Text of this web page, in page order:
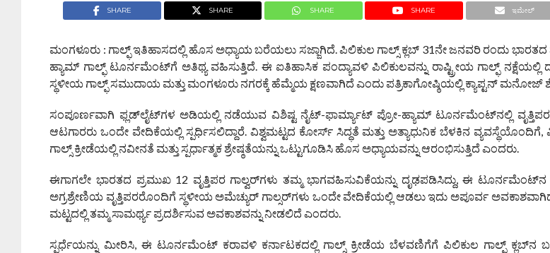
SHARE SHARE SHARE SHARE ಇಮೇಲ್
ಮಂಗಳೂರು : ಗಾಲ್ಫ್ ಇತಿಹಾಸದಲ್ಲಿ ಹೊಸ ಅಧ್ಯಾಯ ಬರೆಯಲು ಸಜ್ಜಾಗಿದೆ. ಪಿಲಿಕುಲ ಗಾಲ್ಸ್ ಕ್ಲಬ್ 31ನೇ ಜನವರಿ ರಂದು
ಹ್ಯಾಮ್ ಗಾಲ್ಫ್ ಟೂರ್ನಮೆಂಟ್‌ಗೆ ಅತಿಥ್ಯ ವಹಿಸುತ್ತಿದೆ. ಈ ಐತಿಹಾಸಿಕ ಪಂದ್ಯಾವಳಿ ಪಿಲಿಕುಲವನ್ನು ರಾಷ್ಟ್ರೀಯ ಗಾಲ್ಫ್ ನಕ್ಷೆಯಲ್ಲಿ
ಸ್ಥಳೀಯ ಗಾಲ್ಫ್ ಸಮುದಾಯ ಮತ್ತು ಮಂಗಳೂರು ನಗರಕ್ಕೆ ಹೆಮ್ಮೆಯ ಕ್ಷಣವಾಗಿದೆ ಎಂದು ಪತ್ರಿಕಾಗೋಷ್ಠಿಯಲ್ಲಿ ಕ್ಯಾಪ್ಟನ್ ಮನೋಜ್
ಸಂಪೂರ್ಣವಾಗಿ ಫ್ಲಡ್‌ಲೈಟ್‌ಗಳ ಅಡಿಯಲ್ಲಿ ನಡೆಯುವ ವಿಶಿಷ್ಟ ನೈಟ್-ಫಾರ್ಮ್ಯಾಟ್ ಪ್ರೋ-ಹ್ಯಾಮ್ ಟೂರ್ನಮೆಂಟ್‌ನಲ್ಲಿ ವೃತ್ತಿಪರ
ಆಟಗಾರರು ಒಂದೇ ವೇದಿಕೆಯಲ್ಲಿ ಸ್ಪರ್ಧಿಸಲಿದ್ದಾರೆ. ವಿಶ್ವಮಟ್ಟದ ಕೋರ್ಸ್ ಸಿದ್ಧತೆ ಮತ್ತು ಅತ್ಯಾಧುನಿಕ ಬೆಳಕಿನ
ಗಾಲ್ಸ್ ಕ್ರೀಡೆಯಲ್ಲಿ ನವೀನತೆ ಮತ್ತು ಸ್ಪರ್ಧಾತ್ಮಕ ಶ್ರೇಷ್ಠತೆಯನ್ನು ಒಟ್ಟುಗೂಡಿಸಿ ಹೊಸ ಅಧ್ಯಾಯವನ್ನು ಆರಂಭಿಸುತ್ತಿದೆ ಎಂದರು.
ಈಗಾಗಲೇ ಭಾರತದ ಪ್ರಮುಖ 12 ವೃತ್ತಿಪರ ಗಾಲ್ವರ್‌ಗಳು ತಮ್ಮ ಭಾಗವಹಿಸುವಿಕೆಯನ್ನು ದೃಢಪಡಿಸಿದ್ದು, ಈ ಟೂರ್ನಮೆಂಟ್‌ನ
ಅಗ್ರಶ್ರೇಣಿಯ ವೃತ್ತಿಪರರೊಂದಿಗೆ ಸ್ಥಳೀಯ ಅಮೆಚ್ಯುರ್ ಗಾಲ್ಸರ್‌ಗಳು ಒಂದೇ ವೇದಿಕೆಯಲ್ಲಿ ಆಡಲು ಇದು ಅಪೂರ್ವ
ಮಟ್ಟದಲ್ಲಿ ತಮ್ಮ ಸಾಮರ್ಥ್ಯ ಪ್ರದರ್ಶಿಸುವ ಅವಕಾಶವನ್ನು ನೀಡಲಿದೆ ಎಂದರು.
ಸ್ಪರ್ಧೆಯನ್ನು ಮೀರಿಸಿ, ಈ ಟೂರ್ನಮೆಂಟ್ ಕರಾವಳಿ ಕರ್ನಾಟಕದಲ್ಲಿ ಗಾಲ್ಸ್ ಕ್ರೀಡೆಯ ಬೆಳವಣಿಗೆಗೆ ಪಿಲಿಕುಲ ಗಾಲ್ಫ್ ಕ್ಲಬ್‌ನ